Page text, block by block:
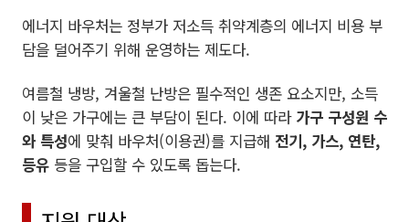
에너지 바우처는 정부가 저소득 취약계층의 에너지 비용 부
담을 덜어주기 위해 운영하는 제도다.
여름철 냉방, 겨울철 난방은 필수적인 생존 요소지만, 소득
이 낮은 가구에는 큰 부담이 된다. 이에 따라 가구 구성원 수
와 특성에 맞춰 바우처(이용권)를 지급해 전기, 가스, 연탄,
등유 등을 구입할 수 있도록 돕는다.